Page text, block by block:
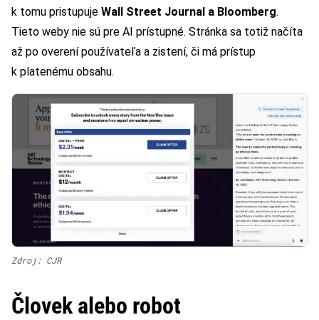
k tomu pristupuje Wall Street Journal a Bloomberg.
Tieto weby nie sú pre AI prístupné. Stránka sa totiž načíta
až po overení používateľa a zistení, či má prístup
k platenému obsahu.
Zdroj: CJR
Človek alebo robot